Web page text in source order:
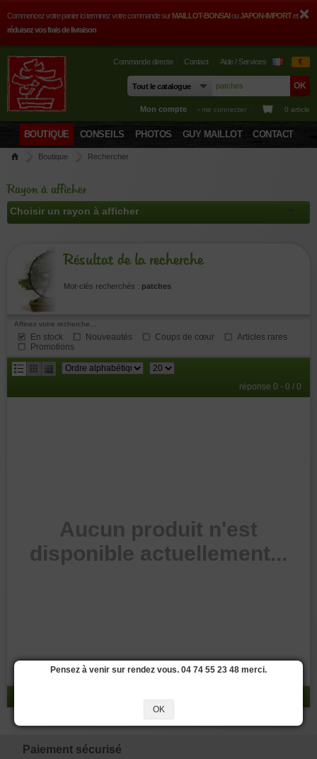
Commencez votre panier ici terminez votre commande surMAILLOT-BONSAIouJAPON-IMPORTet
réduisez vos frais de livraison
Commande directe Contact Aide / Services €
Mon compte › me connecter 0 article
BOUTIQUE CONSEILS PHOTOS GUY MAILLOT CONTACT
Boutique Rechercher
Rayon à afficher
Résultat de la recherche
Mot-clés recherchés : patches
Affinez votre recherche...
En stock Nouveautés Coups de cœur
Articles rares
Promotions
réponse 0 - 0 / 0
Aucun produit n'est
disponible actuellement...
Paiement sécurisé
Pensez à venir sur rendez vous. 04 74 55 23 48 merci.
OK